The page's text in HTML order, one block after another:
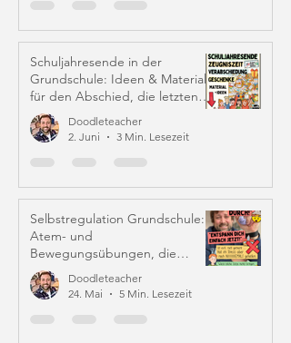
Schuljahresende in der
Grundschule: Ideen & Material
für den Abschied, die letzten
Schulwochen und Zeugniszeit
Doodleteacher
2. Juni
3 Min. Lesezeit
Selbstregulation Grundschule:
Atem- und
Bewegungsübungen, die
wirklich helfenDoodleteacher
24. Mai
5 Min. Lesezeit